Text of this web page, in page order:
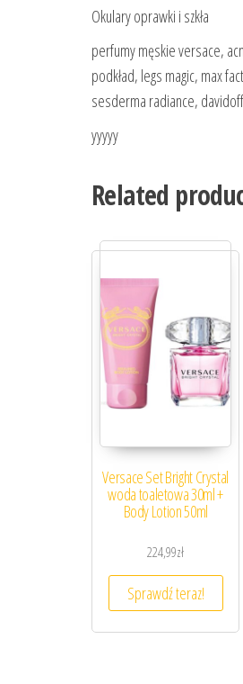
Okulary oprawki i szkła
perfumy męskie versace,
podkład, legs magic, max
sesderma radiance,
yyyyy
Related
Versace Set Bright Crystal
woda toaletowa 30ml +
Body Lotion 50ml
224,99zł
Sprawdź teraz!